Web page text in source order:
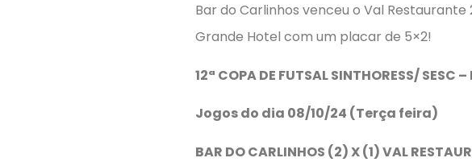
Bar do Carlinhos venceu o Val
Grande Hotel com um placar de 5×2!
12ª COPA DE FUTSAL SINTHORESS/ SESC
Jogos do dia 08/10/24 (Terça feira)
BAR DO CARLINHOS (2) X (1) VAL